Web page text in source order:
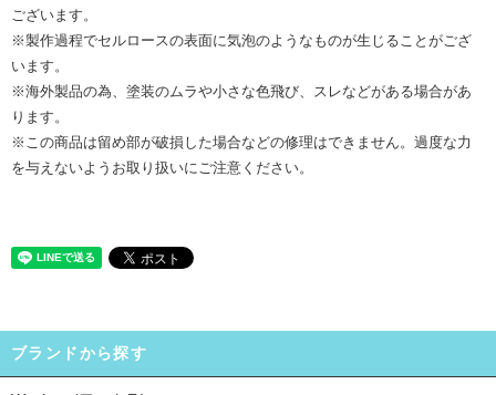
ございます。
※製作過程でセルロースの表面に気泡のようなものが生じることがござ
います。
※海外製品の為、塗装のムラや小さな色飛び、スレなどがある場合があ
ります。
※この商品は留め部が破損した場合などの修理はできません。過度な力
を与えないようお取り扱いにご注意ください。
ブランドから探す